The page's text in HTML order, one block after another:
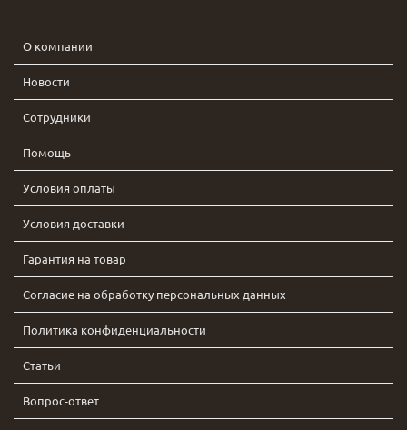
О компании
Новости
Сотрудники
Помощь
Условия оплаты
Условия доставки
Гарантия на товар
Согласие на обработку персональных данных
Политика конфиденциальности
Статьи
Вопрос-ответ